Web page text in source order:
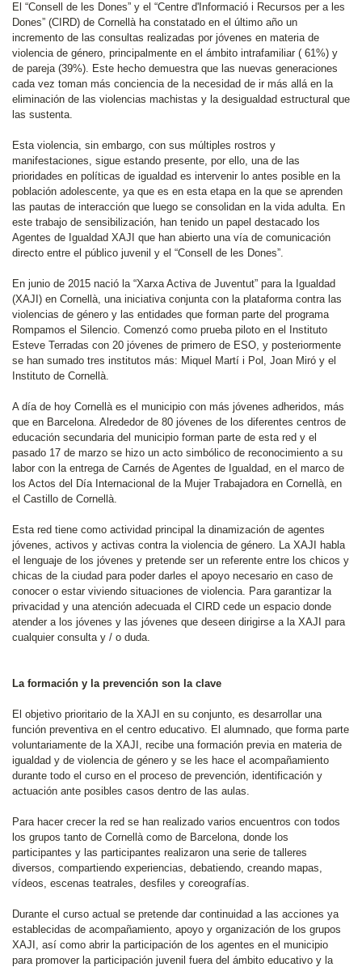
El “Consell de les Dones” y el “Centre d'Informació i Recursos per a les
Dones” (CIRD) de Cornellà ha constatado en el último año un
incremento de las consultas realizadas por jóvenes en materia de
violencia de género, principalmente en el ámbito intrafamiliar ( 61%) y
de pareja (39%). Este hecho demuestra que las nuevas generaciones
cada vez toman más conciencia de la necesidad de ir más allá en la
eliminación de las violencias machistas y la desigualdad estructural que
las sustenta.
Esta violencia, sin embargo, con sus múltiples rostros y
manifestaciones, sigue estando presente, por ello, una de las
prioridades en políticas de igualdad es intervenir lo antes posible en la
población adolescente, ya que es en esta etapa en la que se aprenden
las pautas de interacción que luego se consolidan en la vida adulta. En
este trabajo de sensibilización, han tenido un papel destacado los
Agentes de Igualdad XAJI que han abierto una vía de comunicación
directo entre el público juvenil y el “Consell de les Dones”.
En junio de 2015 nació la “Xarxa Activa de Juventut” para la Igualdad
(XAJI) en Cornellà, una iniciativa conjunta con la plataforma contra las
violencias de género y las entidades que forman parte del programa
Rompamos el Silencio. Comenzó como prueba piloto en el Instituto
Esteve Terradas con 20 jóvenes de primero de ESO, y posteriormente
se han sumado tres institutos más: Miquel Martí i Pol, Joan Miró y el
Instituto de Cornellà.
A día de hoy Cornellà es el municipio con más jóvenes adheridos, más
que en Barcelona. Alrededor de 80 jóvenes de los diferentes centros de
educación secundaria del municipio forman parte de esta red y el
pasado 17 de marzo se hizo un acto simbólico de reconocimiento a su
labor con la entrega de Carnés de Agentes de Igualdad, en el marco de
los Actos del Día Internacional de la Mujer Trabajadora en Cornellà, en
el Castillo de Cornellà.
Esta red tiene como actividad principal la dinamización de agentes
jóvenes, activos y activas contra la violencia de género. La XAJI habla
el lenguaje de los jóvenes y pretende ser un referente entre los chicos y
chicas de la ciudad para poder darles el apoyo necesario en caso de
conocer o estar viviendo situaciones de violencia. Para garantizar la
privacidad y una atención adecuada el CIRD cede un espacio donde
atender a los jóvenes y las jóvenes que deseen dirigirse a la XAJI para
cualquier consulta y / o duda.
La formación y la prevención son la clave
El objetivo prioritario de la XAJI en su conjunto, es desarrollar una
función preventiva en el centro educativo. El alumnado, que forma parte
voluntariamente de la XAJI, recibe una formación previa en materia de
igualdad y de violencia de género y se les hace el acompañamiento
durante todo el curso en el proceso de prevención, identificación y
actuación ante posibles casos dentro de las aulas.
Para hacer crecer la red se han realizado varios encuentros con todos
los grupos tanto de Cornellà como de Barcelona, donde los
participantes y las participantes realizaron una serie de talleres
diversos, compartiendo experiencias, debatiendo, creando mapas,
vídeos, escenas teatrales, desfiles y coreografías.
Durante el curso actual se pretende dar continuidad a las acciones ya
establecidas de acompañamiento, apoyo y organización de los grupos
XAJI, así como abrir la participación de los agentes en el municipio
para promover la participación juvenil fuera del ámbito educativo y la